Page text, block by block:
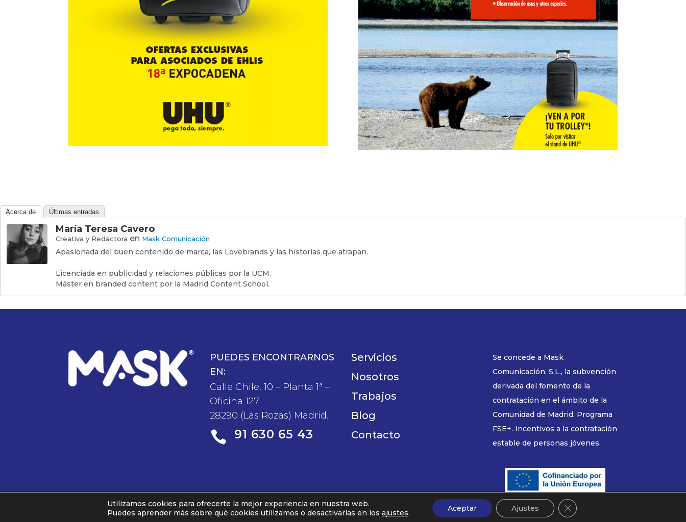
Acerca de Últimas entradas
María Teresa Cavero
Creativa y Redactora en Mask Comunicación
Apasionada del buen contenido de marca, las Lovebrands y las historias que atrapan.
Licenciada en publicidad y relaciones públicas por la UCM.
Máster en branded content por la Madrid Content School.
PUEDES ENCONTRARNOS
EN:
Calle Chile, 10 – Planta 1ª –
Oficina 127
28290 (Las Rozas) Madrid.
 91 630 65 43
Servicios
Nosotros
Trabajos
Blog
Contacto
Se concede a Mask
Comunicación, S.L., la subvención
derivada del fomento de la
contratación en el ámbito de la
Comunidad de Madrid. Programa
FSE+. Incentivos a la contratación
estable de personas jóvenes.
MASK COMUNICACION © 2025 Términos legales
Utilizamos cookies para ofrecerte la mejor experiencia en nuestra web.
Puedes aprender más sobre qué cookies utilizamos o desactivarlas en los ajustes. Aceptar Ajustes Cerrar el banner de cookies